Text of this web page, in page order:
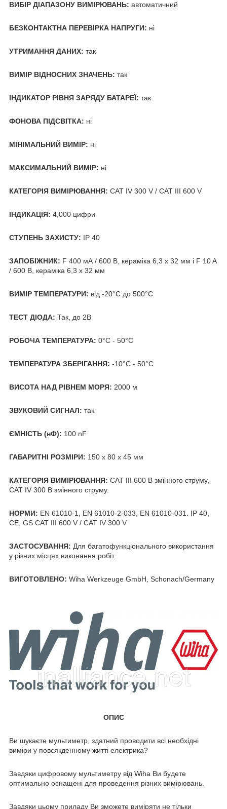
ВИБІР ДІАПАЗОНУ ВИМІРЮВАНЬ: автоматичний
БЕЗКОНТАКТНА ПЕРЕВІРКА НАПРУГИ: ні
УТРИМАННЯ ДАНИХ: так
ВИМІР ВІДНОСНИХ ЗНАЧЕНЬ: так
ІНДИКАТОР РІВНЯ ЗАРЯДУ БАТАРЕЇ: так
ФОНОВА ПІДСВІТКА: ні
МІНІМАЛЬНИЙ ВИМІР: ні
МАКСИМАЛЬНИЙ ВИМІР: ні
КАТЕГОРІЯ ВИМІРЮВАННЯ: CAT IV 300 V / CAT III 600 V
ІНДИКАЦІЯ: 4,000 цифри
СТУПЕНЬ ЗАХИСТУ: IP 40
ЗАПОБІЖНИК: F 400 мА / 600 В, кераміка 6,3 x 32 мм і F 10 A
/ 600 В, кераміка 6,3 x 32 мм
ВИМІР ТЕМПЕРАТУРИ: від -20°C до 500°C
ТЕСТ ДІОДА: Так, до 2В
РОБОЧА ТЕМПЕРАТУРА: 0°C - 50°C
ТЕМПЕРАТУРА ЗБЕРІГАННЯ: -10°C - 50°C
ВИСОТА НАД РІВНЕМ МОРЯ: 2000 м
ЗВУКОВИЙ СИГНАЛ: так
ЄМНІСТЬ (нФ): 100 nF
ГАБАРИТНІ РОЗМІРИ: 150 x 80 x 45 мм
КАТЕГОРІЯ ВИМІРЮВАННЯ: CAT III 600 В змінного струму,
CAT IV 300 В змінного струму.
НОРМИ: EN 61010-1, EN 61010-2-033, EN 61010-031. IP 40,
CE, GS CAT III 600 V / CAT IV 300 V
ЗАСТОСУВАННЯ: Для багатофункціонального використання
у різних місцях виконання робіт.
ВИГОТОВЛЕНО: Wiha Werkzeuge GmbH, Schonach/Germany
ОПИС
Ви шукаєте мультиметр, здатний проводити всі необхідні
виміри у повсякденному житті електрика?
Завдяки цифровому мультиметру від Wiha Ви будете
оптимально оснащені для проведення різних вимірювань.
Завдяки цьому приладу Ви зможете виміряти не тільки